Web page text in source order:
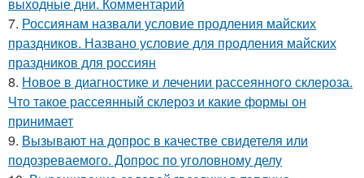
7. Россиянам назвали условие продления майских
праздников. Названо условие для продления майских
праздников для россиян
8. Новое в диагностике и лечении рассеянного склероза.
Что такое рассеянный склероз и какие формы он
принимает
9. Вызывают на допрос в качестве свидетеля или
подозреваемого. Допрос по уголовному делу